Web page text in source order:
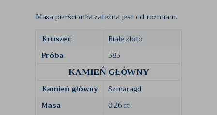
Masa pierścionka zależna jest od rozmiaru.
Kruszec
Białe złoto
Próba
585
KAMIEŃ GŁÓWNY
Kamień główny
Szmaragd
Masa
0.26 ct